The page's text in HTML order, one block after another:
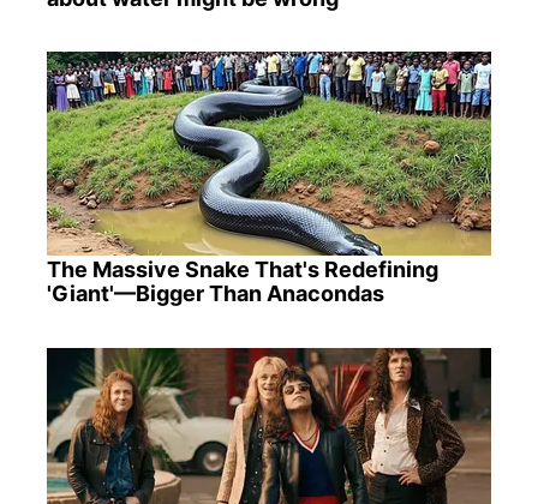
The Massive Snake That's Redefining
'Giant'—Bigger Than Anacondas